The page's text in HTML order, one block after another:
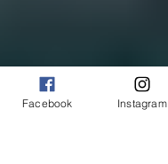
Facebook Instagram